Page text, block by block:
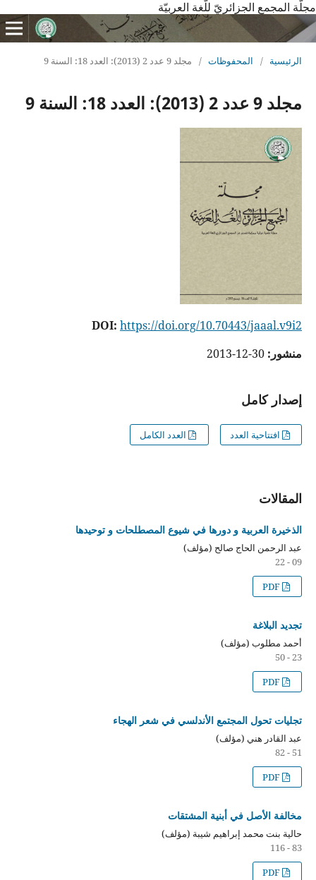
مجلّة المجمع الجزائريّ للّغة العربيّة
الرئيسية / المحفوظات / مجلد 9 عدد 2 (2013): العدد 18: السنة 9
مجلد 9 عدد 2 (2013): العدد 18: السنة 9
DOI:https://doi.org/10.70443/jaaal.v9i2
منشور: 30-12-2013
إصدار كامل
افتتاحية العدد العدد الكامل
المقالات
الذخيرة العربية و دورها في شيوع المصطلحات و توحيدها
عبد الرحمن الحاج صالح (مؤلف)
09 - 22
تجديد البلاغة
أحمد مطلوب (مؤلف)
23 - 50
تجليات تحول المجتمع الأندلسي في شعر الهجاء
عبد القادر هني (مؤلف)
51 - 82
مخالفة الأصل في أبنية المشتقات
حالية بنت محمد إبراهيم شيبة (مؤلف)
83 - 116